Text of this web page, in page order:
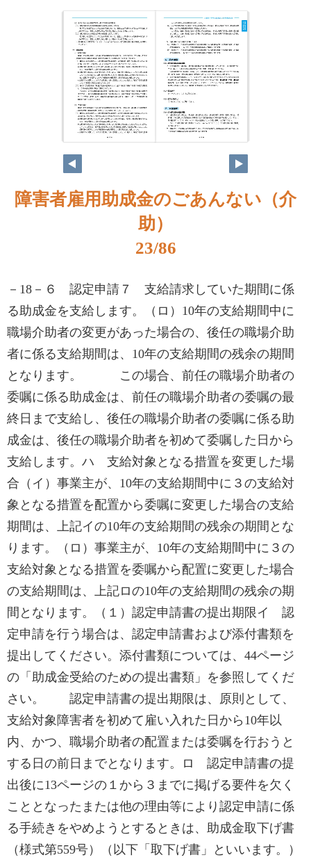
障害者雇用助成金のごあんない（介
助）
23/86
－18－６ 認定申請７ 支給請求していた期間に係
る助成金を支給します。（ロ）10年の支給期間中に
職場介助者の変更があった場合の、後任の職場介助
者に係る支給期間は、10年の支給期間の残余の期間
となります。 この場合、前任の職場介助者の
委嘱に係る助成金は、前任の職場介助者の委嘱の最
終日まで支給し、後任の職場介助者の委嘱に係る助
成金は、後任の職場介助者を初めて委嘱した日から
支給します。ハ 支給対象となる措置を変更した場
合（イ）事業主が、10年の支給期間中に３の支給対
象となる措置を配置から委嘱に変更した場合の支給
期間は、上記イの10年の支給期間の残余の期間とな
ります。（ロ）事業主が、10年の支給期間中に３の
支給対象となる措置を委嘱から配置に変更した場合
の支給期間は、上記ロの10年の支給期間の残余の期
間となります。（１）認定申請書の提出期限イ 認
定申請を行う場合は、認定申請書および添付書類を
提出してください。添付書類については、44ページ
の「助成金受給のための提出書類」を参照してくだ
さい。 認定申請書の提出期限は、原則として、
支給対象障害者を初めて雇い入れた日から10年以
内、かつ、職場介助者の配置または委嘱を行おうと
する日の前日までとなります。ロ 認定申請書の提
出後に13ページの１から３までに掲げる要件を欠く
こととなったまたは他の理由等により認定申請に係
る手続きをやめようとするときは、助成金取下げ書
（様式第559号）（以下「取下げ書」といいます。）